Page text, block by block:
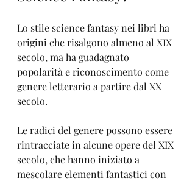
Lo stile science fantasy nei libri ha
origini che risalgono almeno al XIX
secolo, ma ha guadagnato
popolarità e riconoscimento come
genere letterario a partire dal XX
secolo.
Le radici del genere possono essere
rintracciate in alcune opere del XIX
secolo, che hanno iniziato a
mescolare elementi fantastici con